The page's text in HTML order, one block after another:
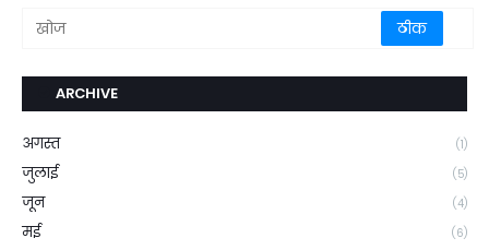
ARCHIVE
अगस्त (1)
जुलाई (5)
जून (4)
मई (6)